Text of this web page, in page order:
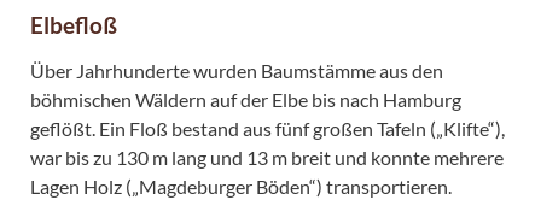
Elbefloß
Über Jahrhunderte wurden Baumstämme aus den
böhmischen Wäldern auf der Elbe bis nach Hamburg
geflößt. Ein Floß bestand aus fünf großen Tafeln („Klifte“),
war bis zu 130 m lang und 13 m breit und konnte mehrere
Lagen Holz („Magdeburger Böden“) transportieren.